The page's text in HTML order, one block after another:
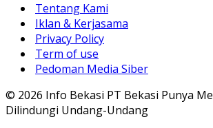
Tentang Kami
Iklan & Kerjasama
Privacy Policy
Term of use
Pedoman Media Siber
© 2026 Info Bekasi PT Bekasi Punya
Dilindungi Undang-Undang